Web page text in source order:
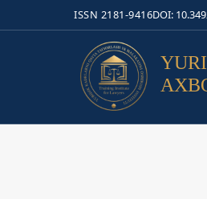
ISSN 2181-9416DOI: